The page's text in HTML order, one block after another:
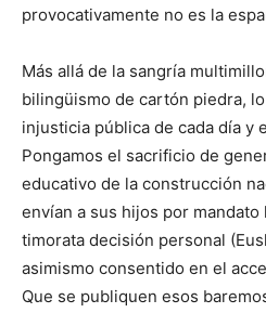
provocativamente no es la
Más allá de la sangría
bilingüismo de cartón piedra,
injusticia pública de cada día y
Pongamos el sacrificio de
educativo de la construcción
envían a sus hijos por mandato
timorata decisión personal
asimismo consentido en el
Que se publiquen esos